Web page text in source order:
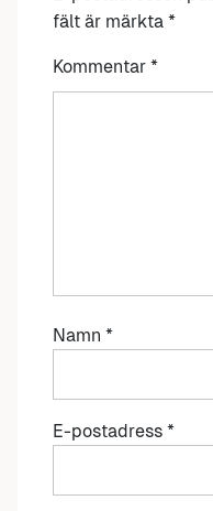
fält är märkta *
Kommentar *
Namn *
E-postadress *